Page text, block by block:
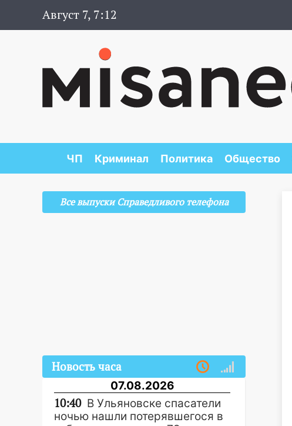
Август 7, 7:12
ЧП Криминал Политика Общество
Все выпуски Справедливого телефона
Новость часа
07.08.2026
10:40 В Ульяновске спасатели
ночью нашли потерявшегося в